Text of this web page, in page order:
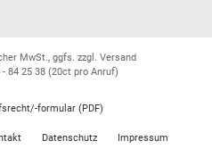
MwSt., ggfs. zzgl. Versand
84 25 38 (20ct pro Anruf)
formular (PDF)
Datenschutz Impressum